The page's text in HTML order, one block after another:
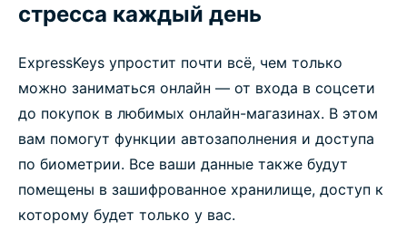
стресса каждый день
ExpressKeys упростит почти всё, чем только
можно заниматься онлайн — от входа в соцсети
до покупок в любимых онлайн-магазинах. В этом
вам помогут функции автозаполнения и доступа
по биометрии. Все ваши данные также будут
помещены в зашифрованное хранилище, доступ к
которому будет только у вас.